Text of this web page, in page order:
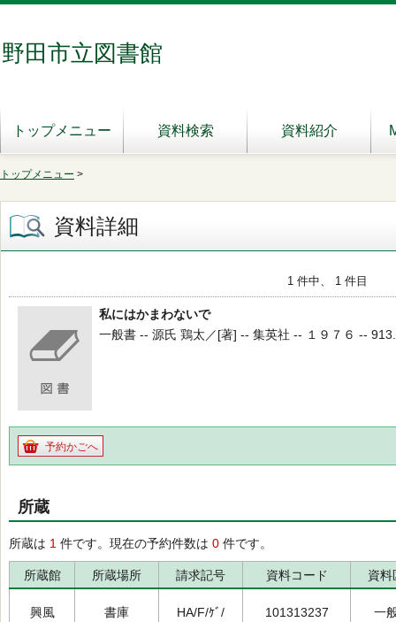
野田市立図書館
トップメニュー 資料検索 資料紹介
トップメニュー >
資料詳細
1 件中、 1 件目
私にはかまわないで
一般書 -- 源氏 鶏太／[著] -- 集英社 -- １９７６ --
予約かごへ
所蔵
所蔵は 1 件です。現在の予約件数は 0 件です。
所蔵館 所蔵場所 請求記号 資料コード 資料
興風 書庫 HA/F/ｹﾞ/ 101313237 一